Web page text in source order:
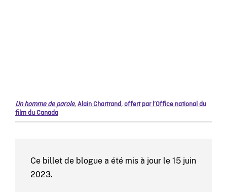
Un homme de parole,Alain Chartrand,offert par l’Office national du
film du Canada
Ce billet de blogue a été mis à jour le 15 juin
2023.